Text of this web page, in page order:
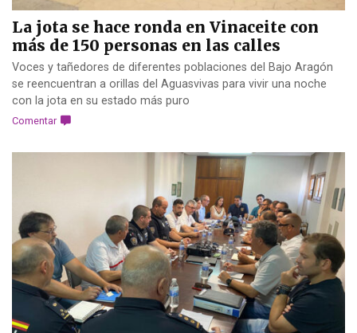
La jota se hace ronda en Vinaceite con
más de 150 personas en las calles
Voces y tañedores de diferentes poblaciones del Bajo Aragón
se reencuentran a orillas del Aguasvivas para vivir una noche
con la jota en su estado más puro
Comentar